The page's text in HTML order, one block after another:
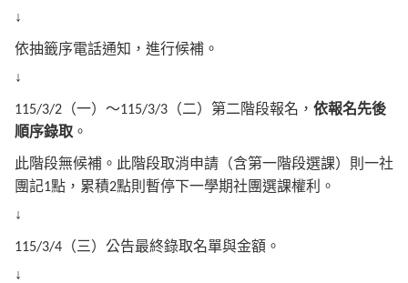
↓
依抽籤序電話通知，進行候補。
↓
115/3/2 （一）～115/3/3 （二）第二階段報名， 依報名先後
順序錄取 。
此階段無候補。此階段取消申請（含第一階段選課）則一社
團記1點，累積2點則暫停下一學期社團選課權利。
↓
115/3/4 （三）公告最終錄取名單與金額。
↓